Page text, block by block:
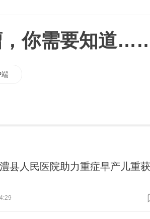
，你需要知道
端
县人民医院助力重症早产儿重